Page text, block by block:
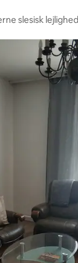
slesisk lejlighed